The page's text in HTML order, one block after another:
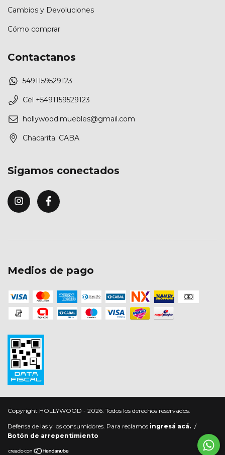
Cambios y Devoluciones
Cómo comprar
Contactanos
5491159529123
Cel +5491159529123
hollywood.muebles@gmail.com
Chacarita. CABA
Sigamos conectados
Medios de pago
Copyright HOLLYWOOD - 2026. Todos los derechos reservados.
Defensa de las y los consumidores. Para reclamos ingresá acá. /
Botón de arrepentimiento